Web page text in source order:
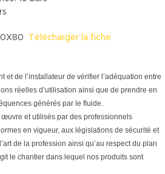
Télécharger la fiche
et de l’installateur de vérifier l’adéquation entre
réelles d’utilisation ainsi que de prendre en
générés par le fluide.
et utilisés par des professionnels
en vigueur, aux législations de sécurité et
de la profession ainsi qu’au respect du plan
le chantier dans lequel nos produits sont